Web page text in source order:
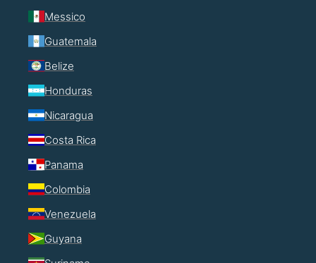
Messico
Guatemala
Belize
Honduras
Nicaragua
Costa Rica
Panama
Colombia
Venezuela
Guyana